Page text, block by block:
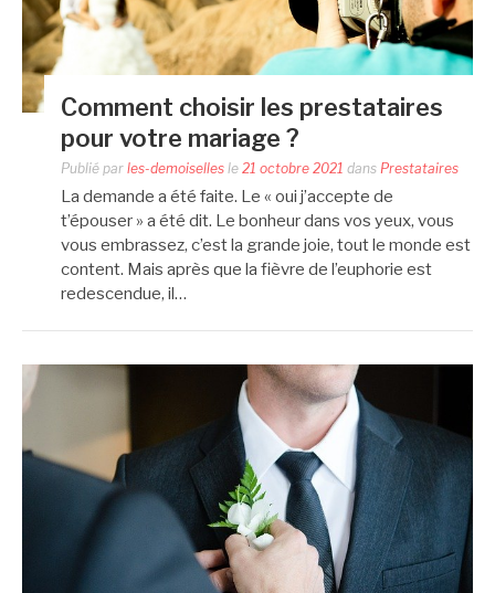
Comment choisir les prestataires
pour votre mariage ?
Publié par les-demoiselles le 21 octobre 2021 dans Prestataires
La demande a été faite. Le « oui j’accepte de
t’épouser » a été dit. Le bonheur dans vos yeux, vous
vous embrassez, c’est la grande joie, tout le monde est
content. Mais après que la fièvre de l’euphorie est
redescendue, il…